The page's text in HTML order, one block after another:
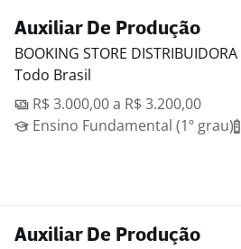
Auxiliar De Produção
BOOKING STORE DISTRIBUIDORA
Todo Brasil
R$ 3.000,00 a R$ 3.200,00
Ensino Fundamental (1º grau)
Auxiliar De Produção